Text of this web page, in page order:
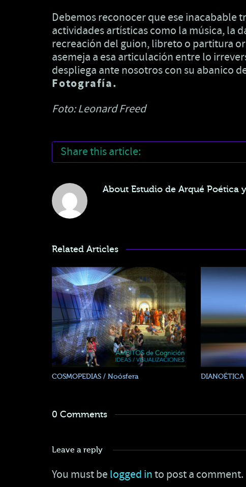
Debemos reconocer que ese inacabable
actividades artísticas como la música, la
recreación del guion, libreto o partitura
asemeja a esa articulación entre lo
despliega ante nosotros con su abanico
Fotografía.
Foto: Leonard Freed
Share this article:
About Estudio de Arqué Poética
Related Articles
COSMOPEDIAS / Noósfera DIANOÉTICA
0 Comments
Leave a reply
You must be logged into post a comment.